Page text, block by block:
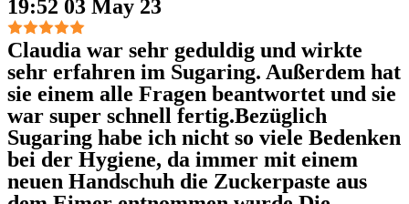
19:52 03 May 23
Claudia war sehr geduldig und wirkte
sehr erfahren im Sugaring. Außerdem hat
sie einem alle Fragen beantwortet und sie
war super schnell fertig.Bezüglich
Sugaring habe ich nicht so viele Bedenken
bei der Hygiene, da immer mit einem
neuen Handschuh die Zuckerpaste aus